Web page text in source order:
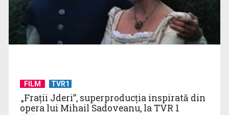
Un reper al cinematografiei mondiale, la TVR Cultural:
„Roma, oraș deschis”
FILM TVR1
„Frații Jderi”, superproducția inspirată din
opera lui Mihail Sadoveanu, la TVR 1